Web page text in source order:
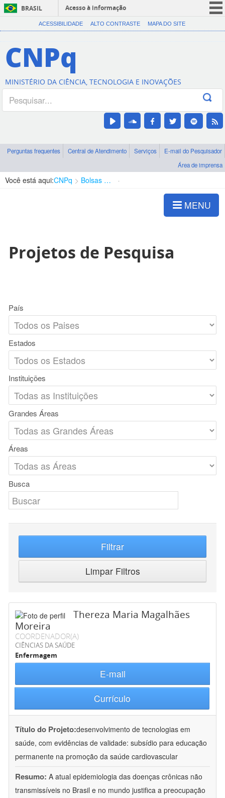
BRASIL
Acesso à informação
CORONAVÍRUS (COVID-19)
Canais
ACESSIBILIDADE ALTO CONTRASTE MAPA DO SITE
CNPq
MINISTÉRIO DA CIÊNCIA, TECNOLOGIA E INOVAÇÕES
Perguntas frequentes Central de Atendimento Serviços
E-mail do Pesquisador
Área de imprensa
Você está aqui:CNPq Bolsas e Auxílios Vigentes
MENU
Projetos de Pesquisa
País
Estados
Instituições
Grandes Áreas
Áreas
Busca
Filtrar
Limpar Filtros
Thereza Maria Magalhães
Moreira
COORDENADOR(A)
CIÊNCIAS DA SAÚDE
Enfermagem
E-mail
Currículo
Título do Projeto:desenvolvimento de tecnologias em
saúde, com evidências de validade: subsídio para educação
permanente na promoção da saúde cardiovascular
Resumo: A atual epidemiologia das doenças crônicas não
transmissíveis no Brasil e no mundo justifica a preocupação